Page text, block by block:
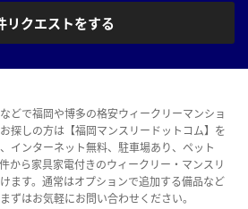
リクエストをする
どで福岡や博多の格安ウィークリーマンショ
探しの方は【福岡マンスリードットコム】を
インターネット無料、駐車場あり、ペット
から家具家電付きのウィークリー・マンスリ
ます。通常はオプションで追加する備品など
ずはお気軽にお問い合わせください。